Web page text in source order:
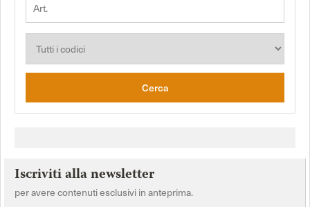
Cerca
Iscriviti alla newsletter
per avere contenuti esclusivi in anteprima.